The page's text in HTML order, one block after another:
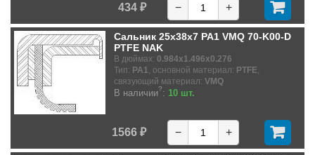
434 ₽ − +
Сальник 25x38x7 PA1 VMQ 70-K00-D
PTFE NAK
В дюймах: 0.984x1.496x0.276
Тип: PA1, основной материал: PTFE,
связующий материал: VMQ
В наличии?: 10 шт.
1566 ₽ − +